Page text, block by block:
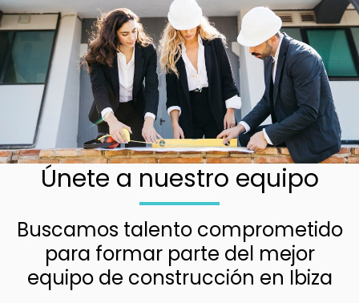
Únete a nuestro equipo
Buscamos talento comprometido
para formar parte del mejor
equipo de construcción en Ibiza